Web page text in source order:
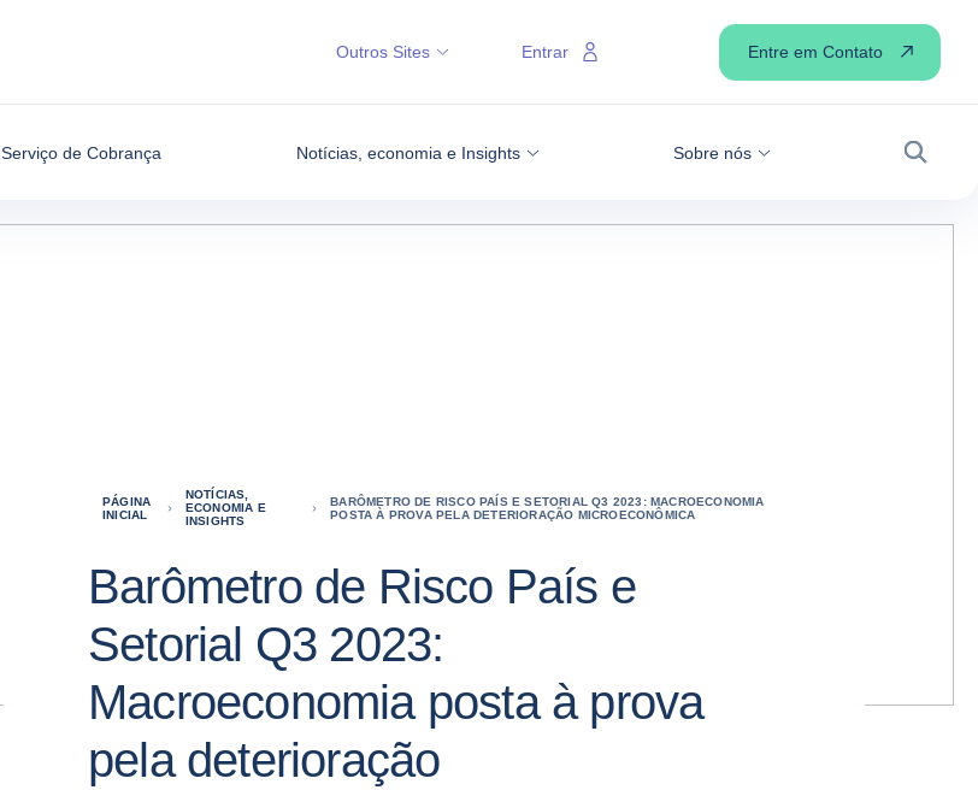
Serviço de Cobrança Notícias, economia e Insights Sobre nós
Busca
Outros Sites Entrar Entre em Contato
PÁGINA
INICIAL
NOTÍCIAS,
ECONOMIA E
INSIGHTS
BARÔMETRO DE RISCO PAÍS E SETORIAL Q3 2023: MACROECONOMIA
POSTA À PROVA PELA DETERIORAÇÃO MICROECONÔMICA
Barômetro de Risco País e
Setorial Q3 2023:
Macroeconomia posta à prova
pela deterioração